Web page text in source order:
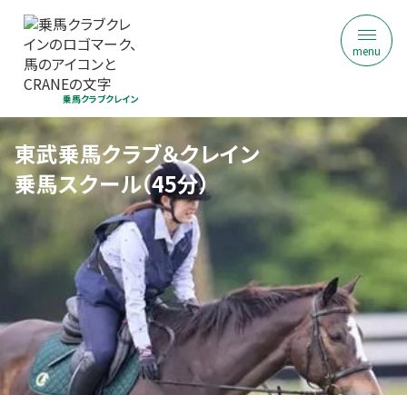
乗馬クラブクレイン
menu
東武乗馬クラブ＆クレイン
乗馬スクール（45分）